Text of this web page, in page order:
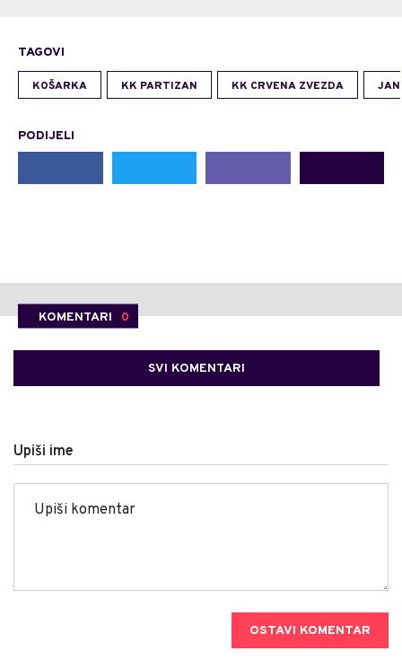
TAGOVI
KOŠARKA KK PARTIZAN KK CRVENA ZVEZDA
PODIJELI
KOMENTARI 0
SVI KOMENTARI
Upiši ime
OSTAVI KOMENTAR